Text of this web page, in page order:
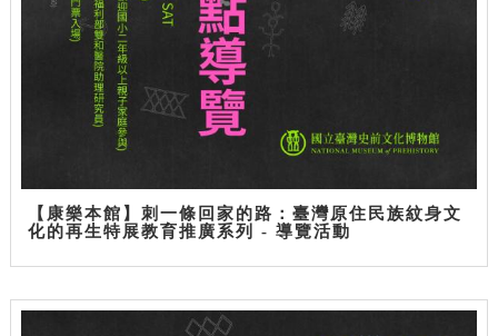
【康樂本館】刺一條回家的路：臺灣原住民族紋身文
化的再生特展教育推廣系列 - 導覽活動